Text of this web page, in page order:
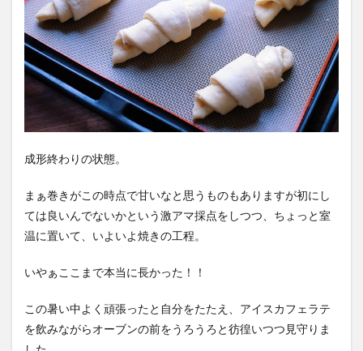
成形終わりの状態。
まぁ巻きがこの時点で甘いなと思うものもありますが初にし
ては良いんでないかという激アマ採点をしつつ、ちょっと室
温に置いて、いよいよ焼きの工程。
いやぁここまで本当に長かった！！
この暑い中よく頑張ったと自分をたたえ、アイスカフェラテ
を飲みながらオーブンの前をうろうろと彷徨いつつ見守りま